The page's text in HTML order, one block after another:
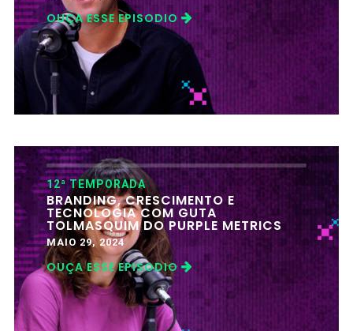
OUÇA ESSE EPISODIO
12ª TEMPORADA
BRANDING, CRESCIMENTO E
TECNOLOGIA COM GUTA
TOLMASQUIM DO PURPLE METRICS
MAIO 29, 2024
OUÇA ESSE EPISODIO